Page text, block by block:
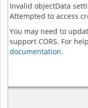
Invalid objectData
Attempted to access
You may need to
support CORS. For
documentation.